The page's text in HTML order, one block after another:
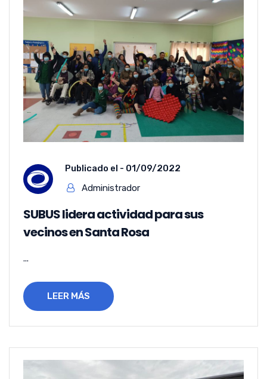
Publicado el - 01/09/2022
Administrador
SUBUS lidera actividad para sus
vecinos en Santa Rosa
...
LEER MÁS